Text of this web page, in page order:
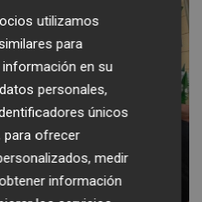
utilizamos
para
en su
personales,
únicos
para ofrecer
medir
información